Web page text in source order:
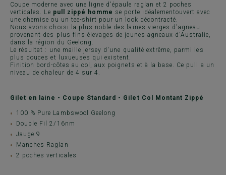
Coupe moderne avec une ligne d'épaule raglan et 2 poches
verticales. Le pull zippé homme se porte idéalementouvert avec
une chemise ou un tee-shirt pour un look décontracté.
Nous avons choisi la plus noble des laines vierges d'agneau
provenant des plus fins élevages de jeunes agneaux d'Australie,
dans la région du Geelong.
Le résultat : une maille jersey d'une qualité extrême, parmi les
plus douces et luxueuses qui existent.
Finition bord-côtes au col, aux poignets et à la base. Ce pull a un
niveau de chaleur de 4 sur 4.
Gilet en laine - Coupe Standard - Gilet Col Montant Zippé
100 % Pure Lambswool Geelong
Double Fil 2/16nm
Jauge 9
Manches Raglan
2 poches verticales